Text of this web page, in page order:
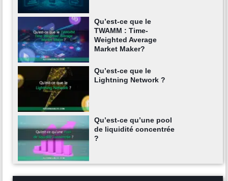
Qu’est-ce que le
TWAMM : Time-
Weighted Average
Market Maker?
Qu’est-ce que le
Lightning Network ?
Qu’est-ce qu’une pool
de liquidité concentrée
?